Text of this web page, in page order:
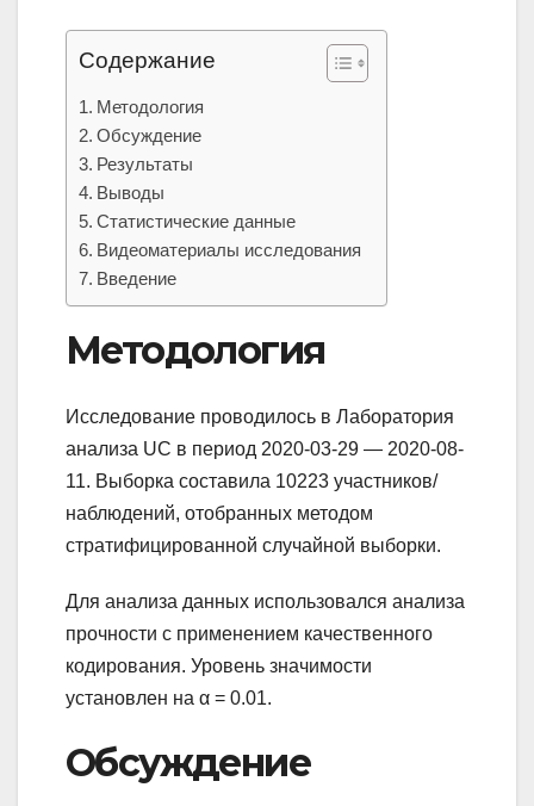
Содержание
Методология
Обсуждение
Результаты
Выводы
Статистические данные
Видеоматериалы исследования
Введение
Методология
Исследование проводилось в Лаборатория
анализа UC в период 2020-03-29 — 2020-08-
11. Выборка составила 10223 участников/
наблюдений, отобранных методом
стратифицированной случайной выборки.
Для анализа данных использовался анализа
прочности с применением качественного
кодирования. Уровень значимости
установлен на α = 0.01.
Обсуждение